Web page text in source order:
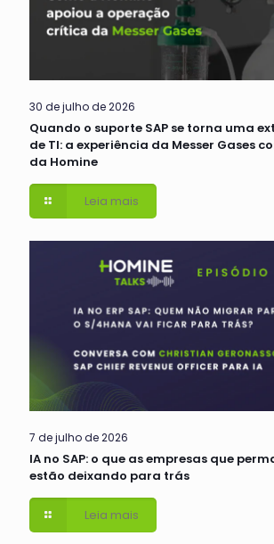
30 de julho de 2026
Quando o suporte SAP se torna uma
de TI: a experiência da Messer Gases
da Homine
Leia mais
7 de julho de 2026
IA no SAP: o que as empresas que
estão deixando para trás
Leia mais